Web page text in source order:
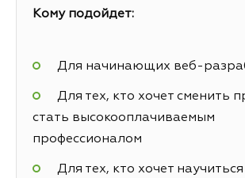
Кому подойдет:
Для начинающих веб-
Для тех, кто хочет сменить
стать высокооплачиваемым
профессионалом
Для тех, кто хочет